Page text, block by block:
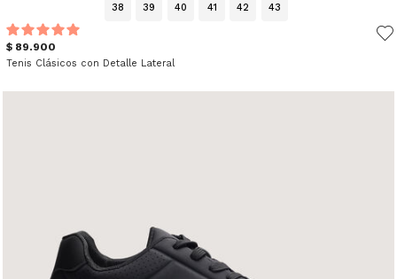
38 39 40 41 42 43
$ 89.900
Tenis Clásicos con Detalle Lateral